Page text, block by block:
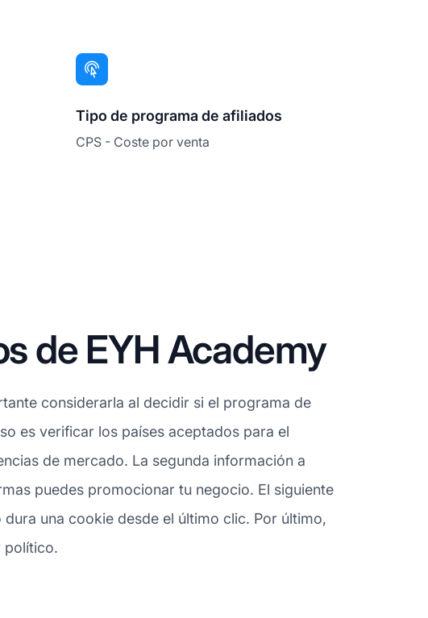
Tipo de programa de afiliados
CPS - Coste por venta
de EYH Academy
considerarla al decidir si el programa de
es verificar los países aceptados para el
de mercado. La segunda información a
puedes promocionar tu negocio. El siguiente
una cookie desde el último clic. Por último,
político.